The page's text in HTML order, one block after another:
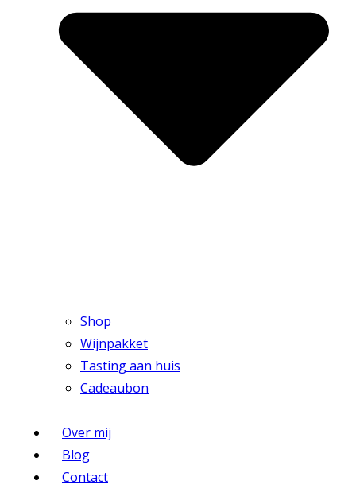
Shop
Wijnpakket
Tasting aan huis
Cadeaubon
Over mij
Blog
Contact